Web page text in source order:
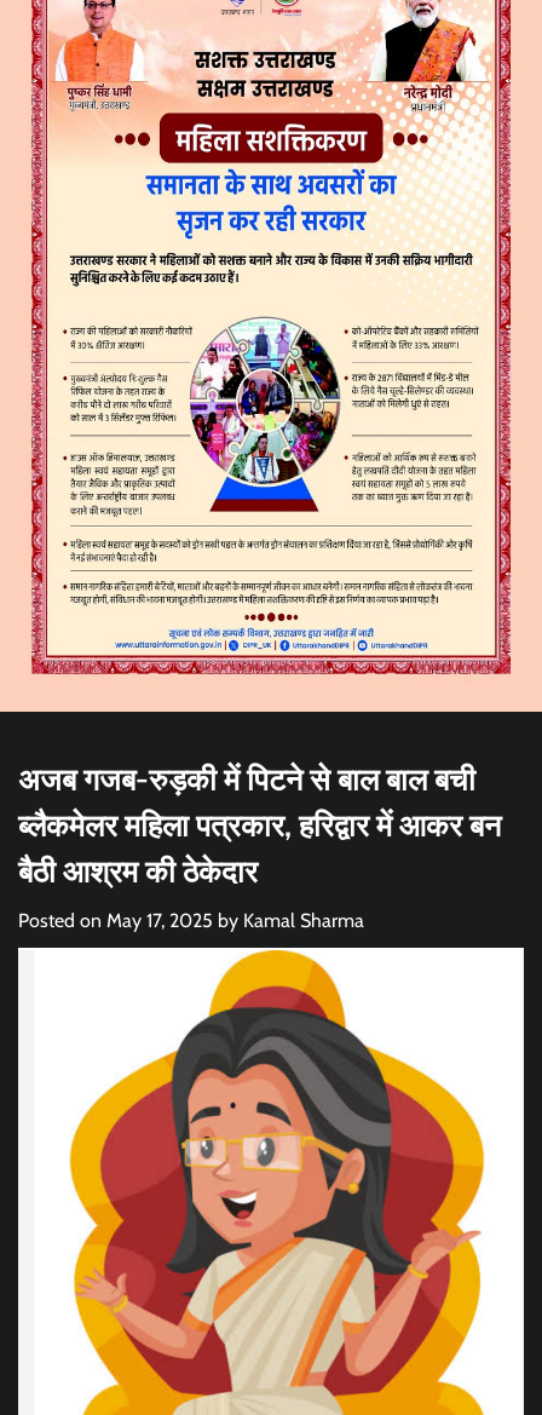
अजब गजब-रुड़की में पिटने से बाल बाल बची
ब्लैकमेलर महिला पत्रकार, हरिद्वार में आकर बन
बैठी आश्रम की ठेकेदार
Posted on May 17, 2025 by Kamal Sharma